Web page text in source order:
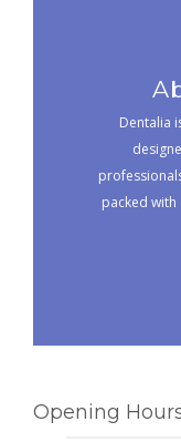
Dentalia
packed
Opening